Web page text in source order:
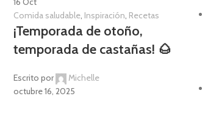
Comida saludable, Inspiración, Recetas
¡Temporada de otoño,
temporada de castañas! 🌰
Escrito por
Michelle
octubre 16, 2025